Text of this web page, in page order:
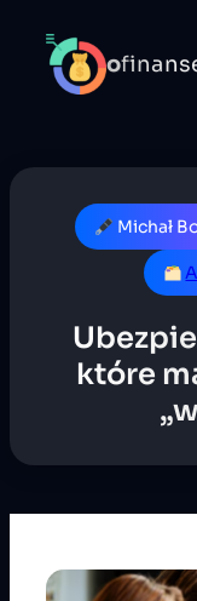
o
Michał
które